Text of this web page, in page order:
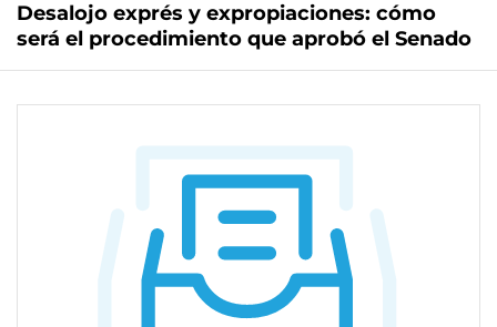
Desalojo exprés y expropiaciones: cómo
será el procedimiento que aprobó el Senado